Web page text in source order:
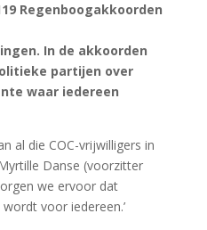
Regenboogakkoorden
In de akkoorden
partijen over
waar iedereen
al die COC-vrijwilligers in
Danse (voorzitter
we ervoor dat
voor iedereen.’